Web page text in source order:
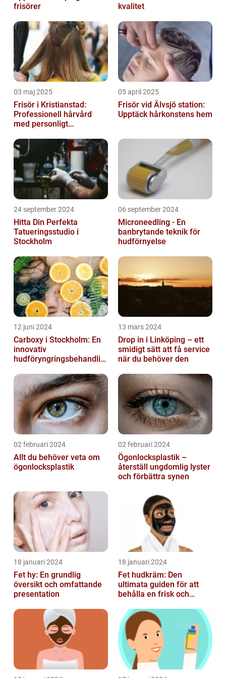
frisörer
kvalitet
03 maj 2025
Frisör i Kristianstad:
Professionell hårvård
med personligt
05 april 2025
Frisör vid Älvsjö station:
Upptäck hårkonstens hem
24 september 2024
Hitta Din Perfekta
Tatueringsstudio i
Stockholm
06 september 2024
Microneedling - En
banbrytande teknik för
hudförnyelse
12 juni 2024
Carboxy i Stockholm: En
innovativ
hudföryngringsbehandlin
13 mars 2024
Drop in i Linköping – ett
smidigt sätt att få service
när du behöver den
02 februari 2024
Allt du behöver veta om
ögonlocksplastik
02 februari 2024
Ögonlocksplastik –
återställ ungdomlig lyster
och förbättra synen
18 januari 2024
Fet hy: En grundlig
översikt och omfattande
presentation
18 januari 2024
Fet hudkräm: Den
ultimata guiden för att
behålla en frisk och